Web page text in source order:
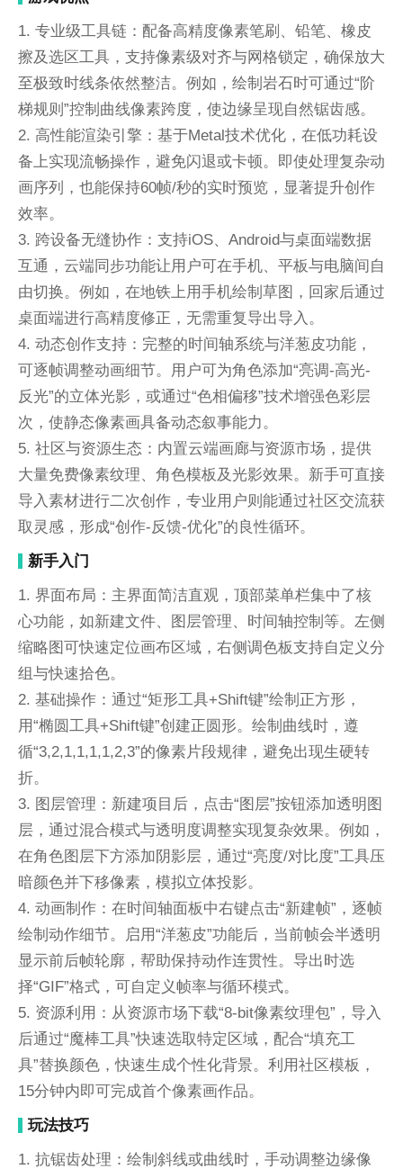
1. 专业级工具链：配备高精度像素笔刷、铅笔、橡皮
擦及选区工具，支持像素级对齐与网格锁定，确保放大
至极致时线条依然整洁。例如，绘制岩石时可通过“阶
梯规则”控制曲线像素跨度，使边缘呈现自然锯齿感。
2. 高性能渲染引擎：基于Metal技术优化，在低功耗设
备上实现流畅操作，避免闪退或卡顿。即使处理复杂动
画序列，也能保持60帧/秒的实时预览，显著提升创作
效率。
3. 跨设备无缝协作：支持iOS、Android与桌面端数据
互通，云端同步功能让用户可在手机、平板与电脑间自
由切换。例如，在地铁上用手机绘制草图，回家后通过
桌面端进行高精度修正，无需重复导出导入。
4. 动态创作支持：完整的时间轴系统与洋葱皮功能，
可逐帧调整动画细节。用户可为角色添加“亮调-高光-
反光”的立体光影，或通过“色相偏移”技术增强色彩层
次，使静态像素画具备动态叙事能力。
5. 社区与资源生态：内置云端画廊与资源市场，提供
大量免费像素纹理、角色模板及光影效果。新手可直接
导入素材进行二次创作，专业用户则能通过社区交流获
取灵感，形成“创作-反馈-优化”的良性循环。
新手入门
1. 界面布局：主界面简洁直观，顶部菜单栏集中了核
心功能，如新建文件、图层管理、时间轴控制等。左侧
缩略图可快速定位画布区域，右侧调色板支持自定义分
组与快速拾色。
2. 基础操作：通过“矩形工具+Shift键”绘制正方形，
用“椭圆工具+Shift键”创建正圆形。绘制曲线时，遵
循“3,2,1,1,1,1,2,3”的像素片段规律，避免出现生硬转
折。
3. 图层管理：新建项目后，点击“图层”按钮添加透明图
层，通过混合模式与透明度调整实现复杂效果。例如，
在角色图层下方添加阴影层，通过“亮度/对比度”工具压
暗颜色并下移像素，模拟立体投影。
4. 动画制作：在时间轴面板中右键点击“新建帧”，逐帧
绘制动作细节。启用“洋葱皮”功能后，当前帧会半透明
显示前后帧轮廓，帮助保持动作连贯性。导出时选
择“GIF”格式，可自定义帧率与循环模式。
5. 资源利用：从资源市场下载“8-bit像素纹理包”，导入
后通过“魔棒工具”快速选取特定区域，配合“填充工
具”替换颜色，快速生成个性化背景。利用社区模板，
15分钟内即可完成首个像素画作品。
玩法技巧
1. 抗锯齿处理：绘制斜线或曲线时，手动调整边缘像